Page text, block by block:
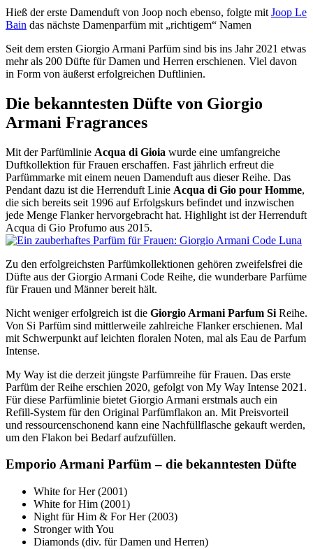
Hieß der erste Damenduft von Joop noch ebenso, folgte mit Joop Le
Bain das nächste Damenparfüm mit „richtigem“ Namen
Seit dem ersten Giorgio Armani Parfüm sind bis ins Jahr 2021 etwas
mehr als 200 Düfte für Damen und Herren erschienen. Viel davon
in Form von äußerst erfolgreichen Duftlinien.
Die bekanntesten Düfte von Giorgio
Armani Fragrances
Mit der Parfümlinie Acqua di Gioia wurde eine umfangreiche
Duftkollektion für Frauen erschaffen. Fast jährlich erfreut die
Parfümmarke mit einem neuen Damenduft aus dieser Reihe. Das
Pendant dazu ist die Herrenduft Linie Acqua di Gio pour Homme,
die sich bereits seit 1996 auf Erfolgskurs befindet und inzwischen
jede Menge Flanker hervorgebracht hat. Highlight ist der Herrenduft
Acqua di Gio Profumo aus 2015.
Zu den erfolgreichsten Parfümkollektionen gehören zweifelsfrei die
Düfte aus der Giorgio Armani Code Reihe, die wunderbare Parfüme
für Frauen und Männer bereit hält.
Nicht weniger erfolgreich ist die Giorgio Armani Parfum Si Reihe.
Von Si Parfüm sind mittlerweile zahlreiche Flanker erschienen. Mal
mit Schwerpunkt auf leichten floralen Noten, mal als Eau de Parfum
Intense.
My Way ist die derzeit jüngste Parfümreihe für Frauen. Das erste
Parfüm der Reihe erschien 2020, gefolgt von My Way Intense 2021.
Für diese Parfümlinie bietet Giorgio Armani erstmals auch ein
Refill-System für den Original Parfümflakon an. Mit Preisvorteil
und ressourcenschonend kann eine Nachfüllflasche gekauft werden,
um den Flakon bei Bedarf aufzufüllen.
Emporio Armani Parfüm – die bekanntesten Düfte
White for Her (2001)
White for Him (2001)
Night für Him & For Her (2003)
Stronger with You
Diamonds (div. für Damen und Herren)